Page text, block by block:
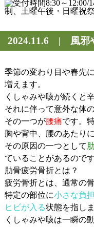
2024.11.6 | 風邪
季節の変わり目や春先に
増えます。
くしゃみや咳が続くと
それに伴って意外な体
その一つが腰痛です。
胸や背中、腰のあたり
その原因の一つとして
ていることがあるのです
肋骨疲労骨折とは？
疲労骨折とは、通常の
特定の部位に小さな負
ヒビが入る状態を指しま
くしゃみや咳は一瞬の